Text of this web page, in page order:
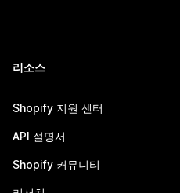
리소스
Shopify 지원 센터
API 설명서
Shopify 커뮤니티